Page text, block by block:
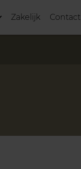
Zakelijk Contact